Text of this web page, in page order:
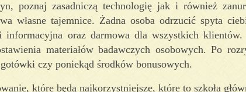
poznaj zasadniczą technologię jak i również
własne tajemnice. Żadna osoba odrzucić spyta
informacyjna oraz darmowa dla wszystkich
materiałów badawczych osobowych. Po
czy poniekąd środków bonusowych.
które będą najkorzystniejsze, które to szkoła